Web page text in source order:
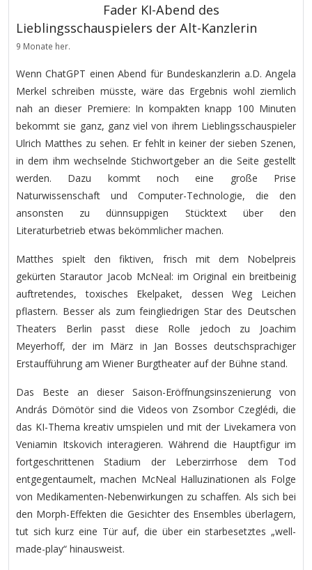
Fader KI-Abend des
Lieblingsschauspielers der Alt-Kanzlerin
9 Monate her.
Wenn ChatGPT einen Abend für Bundeskanzlerin a.D. Angela
Merkel schreiben müsste, wäre das Ergebnis wohl ziemlich
nah an dieser Premiere: In kompakten knapp 100 Minuten
bekommt sie ganz, ganz viel von ihrem Lieblingsschauspieler
Ulrich Matthes zu sehen. Er fehlt in keiner der sieben Szenen,
in dem ihm wechselnde Stichwortgeber an die Seite gestellt
werden. Dazu kommt noch eine große Prise
Naturwissenschaft und Computer-Technologie, die den
ansonsten zu dünnsuppigen Stücktext über den
Literaturbetrieb etwas bekömmlicher machen.
Matthes spielt den fiktiven, frisch mit dem Nobelpreis
gekürten Starautor Jacob McNeal: im Original ein breitbeinig
auftretendes, toxisches Ekelpaket, dessen Weg Leichen
pflastern. Besser als zum feingliedrigen Star des Deutschen
Theaters Berlin passt diese Rolle jedoch zu Joachim
Meyerhoff, der im März in Jan Bosses deutschsprachiger
Erstaufführung am Wiener Burgtheater auf der Bühne stand.
Das Beste an dieser Saison-Eröffnungsinszenierung von
András Dömötör sind die Videos von Zsombor Czeglédi, die
das KI-Thema kreativ umspielen und mit der Livekamera von
Veniamin Itskovich interagieren. Während die Hauptfigur im
fortgeschrittenen Stadium der Leberzirrhose dem Tod
entgegentaumelt, machen McNeal Halluzinationen als Folge
von Medikamenten-Nebenwirkungen zu schaffen. Als sich bei
den Morph-Effekten die Gesichter des Ensembles überlagern,
tut sich kurz eine Tür auf, die über ein starbesetztes „well-
made-play“ hinausweist.